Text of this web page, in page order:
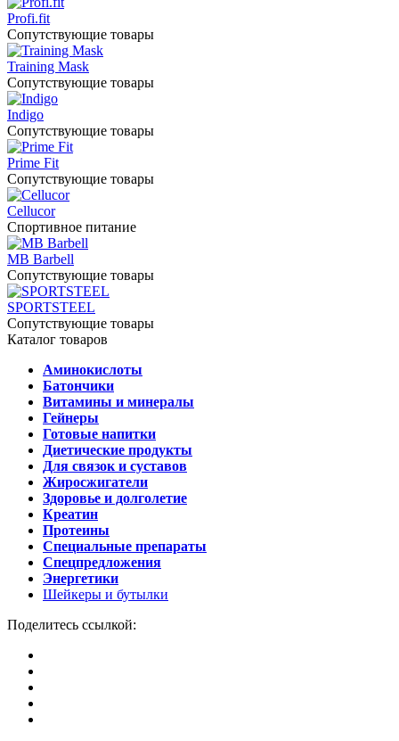
Profi.fit
Сопутствующие товары
Training Mask
Сопутствующие товары
Indigo
Сопутствующие товары
Prime Fit
Сопутствующие товары
Cellucor
Спортивное питание
MB Barbell
Сопутствующие товары
SPORTSTEEL
Сопутствующие товары
Каталог товаров
Аминокислоты
Батончики
Витамины и минералы
Гейнеры
Готовые напитки
Диетические продукты
Для связок и суставов
Жиросжигатели
Здоровье и долголетие
Креатин
Протеины
Специальные препараты
Спецпредложения
Энергетики
Шейкеры и бутылки
Поделитесь ссылкой: